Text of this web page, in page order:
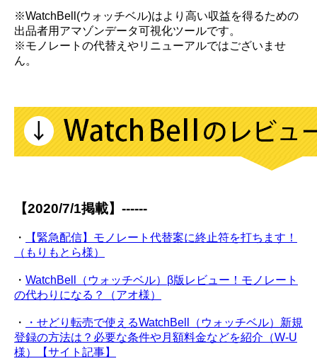
※WatchBell(ウォッチベル)はより高い収益を得るための
出品者用アマゾンデータ可視化ツールです。
※モノレートの代替えやリニューアルではございませ
ん。
【2020/7/1掲載】------
・
【緊急配信】モノレート代替案に終止符を打ちます！
（もりもとら様）
・ WatchBell（ウォッチベル）β版レビュー！モノレート
の代わりになる？（アオ様）
・
・せどり転売で使えるWatchBell（ウォッチベル）新規
登録の方法は？必要な条件や月額料金などを紹介（W-U
様）【サイト記事】